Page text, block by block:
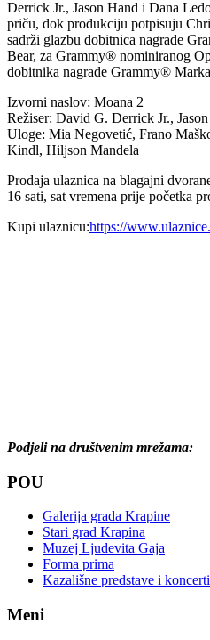
Derrick Jr., Jason Hand i Dana
priču, dok produkciju potpisuju
sadrži glazbu dobitnica nagrade
Bear, za Grammy® nominiranog
dobitnika nagrade Grammy®
Izvorni naslov: Moana 2
Režiser: David G. Derrick Jr.,
Uloge: Mia Negovetić, Frano
Kindl, Hiljson Mandela
Prodaja ulaznica na blagajni
16 sati, sat vremena prije početka
Kupi ulaznicu:https://
Podjeli na društvenim mrežama:
POU
Galerija grada Krapine
Stari grad Krapina
Muzej Ljudevita Gaja
Forma prima
Kazališne predstave i koncerti
Meni